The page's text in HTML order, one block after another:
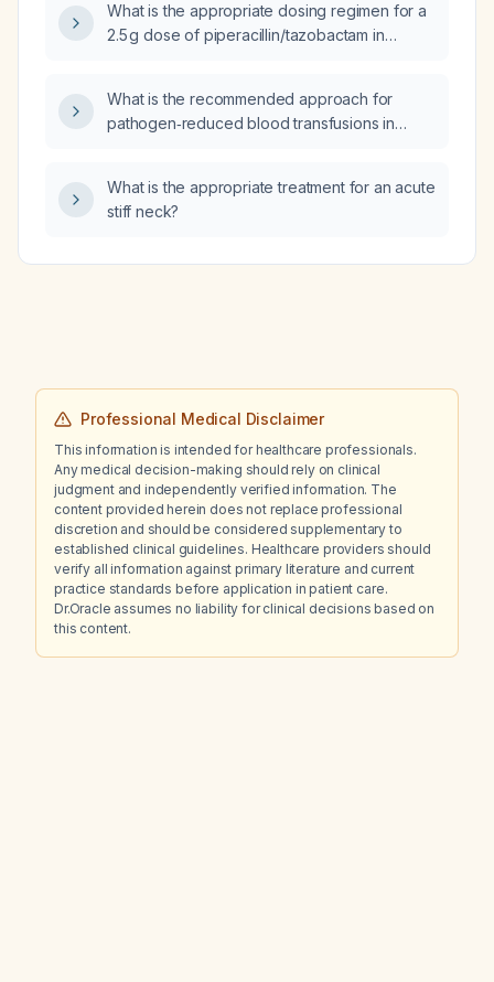
multiple small strokes, a normal gait, no focal
neurological deficits, and a Mini‑Mental State
the most appropriate investigation to confirm
the diagnosis?
What is the appropriate dosing regimen for a
2.5 g dose of piperacillin/tazobactam in
What is the recommended approach for
pathogen‑reduced blood transfusions in
What is the appropriate treatment for an acute
stiff neck?
Professional Medical Disclaimer
This information is intended for healthcare professionals.
Any medical decision-making should rely on clinical
judgment and independently verified information. The
content provided herein does not replace professional
discretion and should be considered supplementary to
established clinical guidelines. Healthcare providers should
verify all information against primary literature and current
practice standards before application in patient care.
Dr.Oracle assumes no liability for clinical decisions based on
this content.